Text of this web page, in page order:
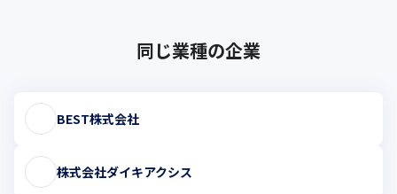
同じ業種の企業
BEST株式会社
株式会社ダイキアクシス